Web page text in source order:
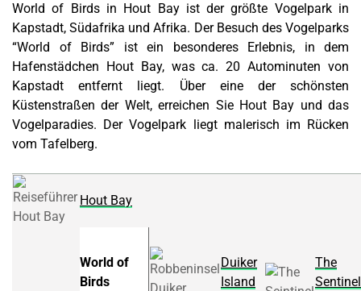
World of Birds in Hout Bay ist der größte Vogelpark in
Kapstadt, Südafrika und Afrika. Der Besuch des Vogelparks
“World of Birds” ist ein besonderes Erlebnis, in dem
Hafenstädchen Hout Bay, was ca. 20 Autominuten von
Kapstadt entfernt liegt. Über eine der schönsten
Küstenstraßen der Welt, erreichen Sie Hout Bay und das
Vogelparadies. Der Vogelpark liegt malerisch im Rücken
vom Tafelberg.
Hout Bay
World of
Birds
Duiker
Island
The
Sentinel